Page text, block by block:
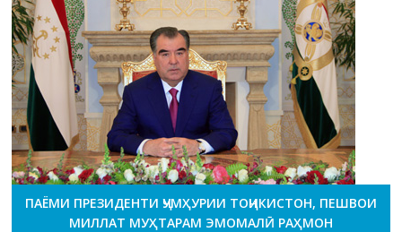
ПАЁМИ ПРЕЗИДЕНТИ ҶУМҲУРИИ ТОҶИКИСТОН, ПЕШВОИ
МИЛЛАТ МУҲТАРАМ ЭМОМАЛӢ РАҲМОН